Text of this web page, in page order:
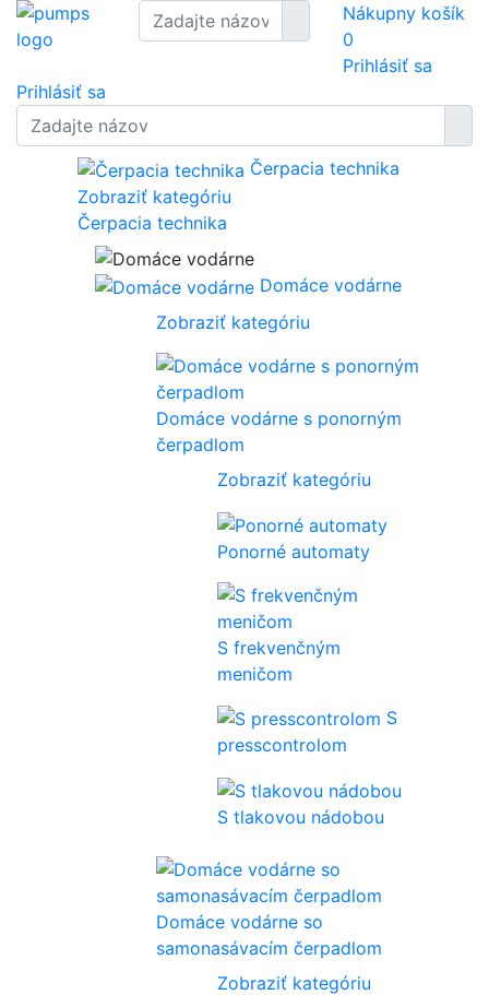
Nákupny košík
0
Prihlásiť sa
Prihlásiť sa
Čerpacia technika
Zobraziť kategóriu
Čerpacia technika
Domáce vodárne
Zobraziť kategóriu
Domáce vodárne s ponorným
čerpadlom
Zobraziť kategóriu
Ponorné automaty
S frekvenčným
meničom
S
presscontrolom
S tlakovou nádobou
Domáce vodárne so
samonasávacím čerpadlom
Zobraziť kategóriu